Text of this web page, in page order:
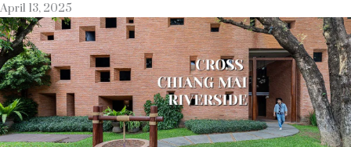
April 13, 2025